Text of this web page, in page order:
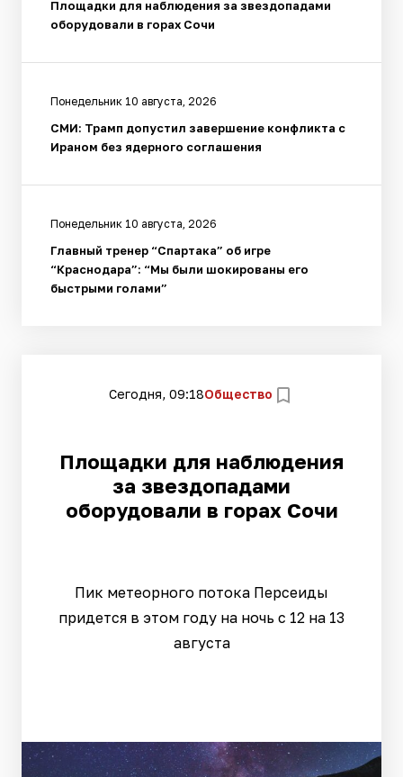
Площадки для наблюдения за звездопадами
оборудовали в горах Сочи
Понедельник 10 августа, 2026
СМИ: Трамп допустил завершение конфликта с
Ираном без ядерного соглашения
Понедельник 10 августа, 2026
Главный тренер “Спартака” об игре
“Краснодара”: “Мы были шокированы его
быстрыми голами”
Сегодня, 09:18Общество
Площадки для наблюдения
за звездопадами
оборудовали в горах Сочи
Пик метеорного потока Персеиды
придется в этом году на ночь с 12 на 13
августа